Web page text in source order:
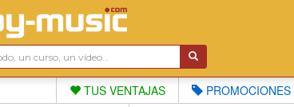
TUS VENTAJAS PROMOCIONES